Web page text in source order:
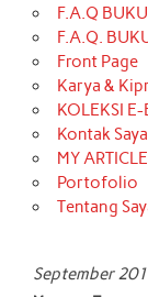
F.A.Q BUKU
F.A.Q.
Front Page
Karya &
KOLEKSI
Kontak Saya
MY
Portofolio
Tentang
September